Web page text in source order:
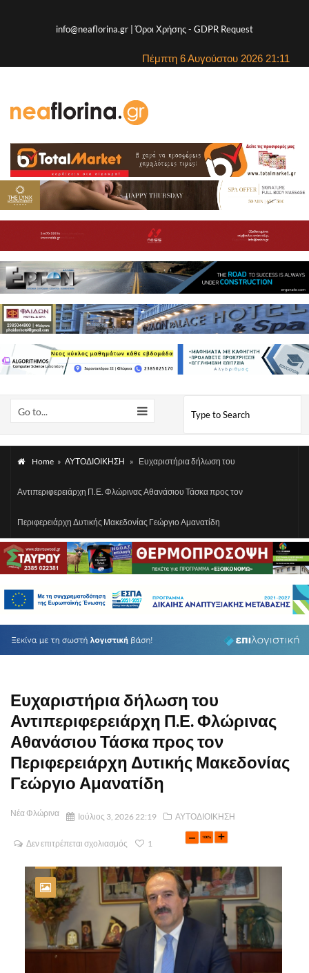
info@neaflorina.gr |Όροι Χρήσης- GDPR Request
Πέμπτη 6 Αυγούστου 2026 21:11
Go to...
Home » ΑΥΤΟΔΙΟΙΚΗΣΗ » Ευχαριστήρια δήλωση του
Αντιπεριφερειάρχη Π.Ε. Φλώρινας Αθανάσιου Τάσκα προς τον
Περιφερειάρχη Δυτικής Μακεδονίας Γεώργιο Αμανατίδη
Ευχαριστήρια δήλωση του
Αντιπεριφερειάρχη Π.Ε. Φλώρινας
Αθανάσιου Τάσκα προς τον
Περιφερειάρχη Δυτικής Μακεδονίας
Γεώργιο Αμανατίδη
Νέα Φλώρινα Ιούλιος 3, 2026 22:19 ΑΥΤΟΔΙΟΙΚΗΣΗ
Δεν επιτρέπεται σχολιασμός 1